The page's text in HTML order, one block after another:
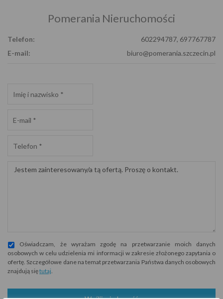
Pomerania Nieruchomości
Telefon:
602294787, 697767787
E-mail:
biuro@pomerania.szczecin.pl
Oświadczam, że wyrażam zgodę na przetwarzanie moich danych
osobowych w celu udzielenia mi informacji w zakresie złożonego zapytania o
ofertę. Szczegółowe dane na temat przetwarzania Państwa danych osobowych
znajdują siętutaj